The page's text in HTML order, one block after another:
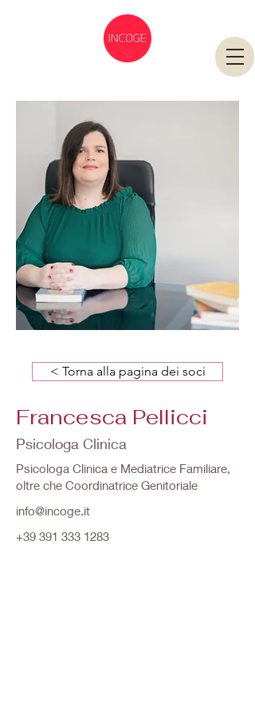
< Torna alla pagina dei soci
Francesca Pellicci
Psicologa Clinica
Psicologa Clinica e Mediatrice Familiare,
oltre che Coordinatrice Genitoriale
info@incoge.it
+39 391 333 1283